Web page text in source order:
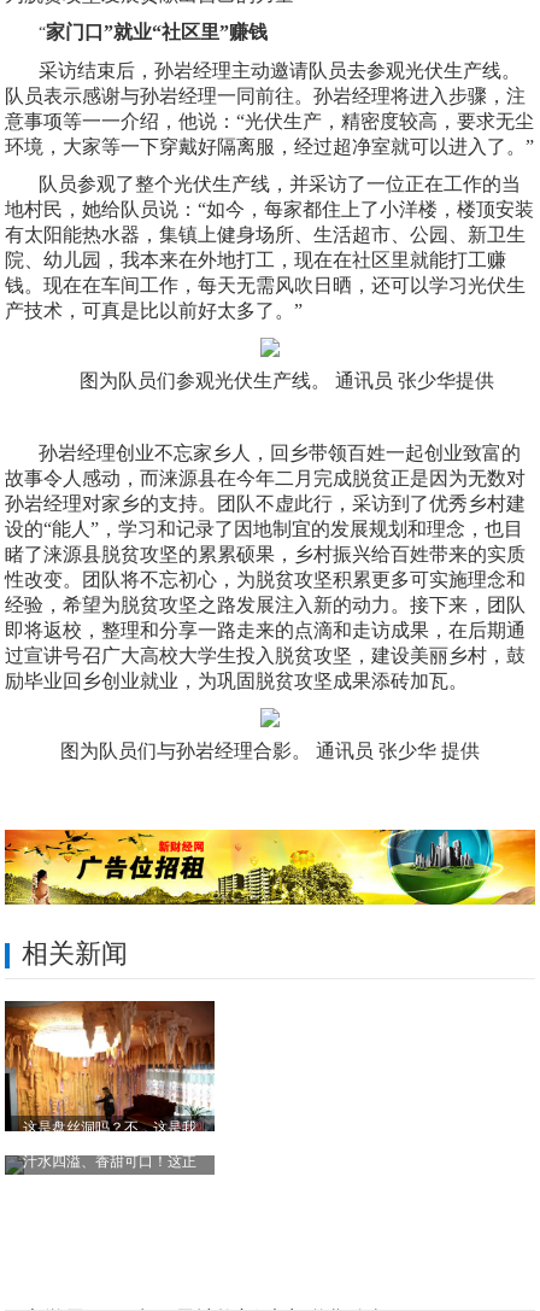
“家门口”就业“社区里”赚钱
采访结束后，孙岩经理主动邀请队员去参观光伏生产线。
队员表示感谢与孙岩经理一同前往。孙岩经理将进入步骤，注
意事项等一一介绍，他说：“光伏生产，精密度较高，要求无尘
环境，大家等一下穿戴好隔离服，经过超净室就可以进入了。”
队员参观了整个光伏生产线，并采访了一位正在工作的当
地村民，她给队员说：“如今，每家都住上了小洋楼，楼顶安装
有太阳能热水器，集镇上健身场所、生活超市、公园、新卫生
院、幼儿园，我本来在外地打工，现在在社区里就能打工赚
钱。现在在车间工作，每天无需风吹日晒，还可以学习光伏生
产技术，可真是比以前好太多了。”
图为队员们参观光伏生产线。 通讯员 张少华提供
孙岩经理创业不忘家乡人，回乡带领百姓一起创业致富的
故事令人感动，而涞源县在今年二月完成脱贫正是因为无数对
孙岩经理对家乡的支持。团队不虚此行，采访到了优秀乡村建
设的“能人”，学习和记录了因地制宜的发展规划和理念，也目
睹了涞源县脱贫攻坚的累累硕果，乡村振兴给百姓带来的实质
性改变。团队将不忘初心，为脱贫攻坚积累更多可实施理念和
经验，希望为脱贫攻坚之路发展注入新的动力。接下来，团队
即将返校，整理和分享一路走来的点滴和走访成果，在后期通
过宣讲号召广大高校大学生投入脱贫攻坚，建设美丽乡村，鼓
励毕业回乡创业就业，为巩固脱贫攻坚成果添砖加瓦。
图为队员们与孙岩经理合影。 通讯员 张少华 提供
相关新闻
这是盘丝洞吗？不，这是我
汁水四溢、香甜可口！这正